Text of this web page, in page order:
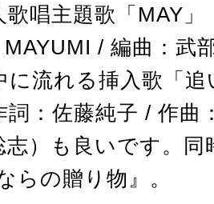
唱主題歌「MAY」
/ 編曲：武
に流れる挿入歌「
詞：佐藤純子 / 作曲
志）も良いです。同
らの贈り物』。